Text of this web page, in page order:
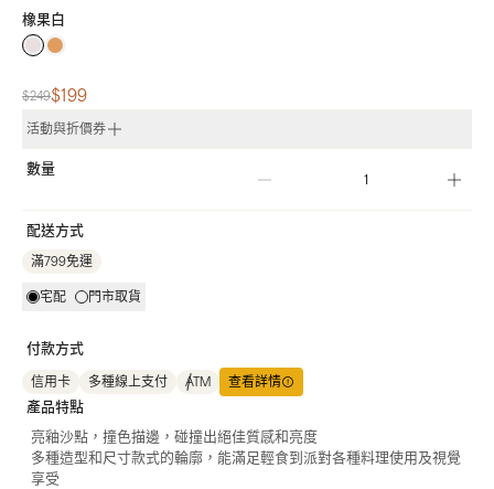
橡果白
$249$199
活動與折價券
數量
配送方式
滿799免運
宅配 門市取貨
付款方式
信用卡 多種線上支付 ATM 查看詳情
產品特點
亮釉沙點，撞色描邊，碰撞出絕佳質感和亮度
多種造型和尺寸款式的輪廓，能滿足輕食到派對各種料理使用及視覺
享受